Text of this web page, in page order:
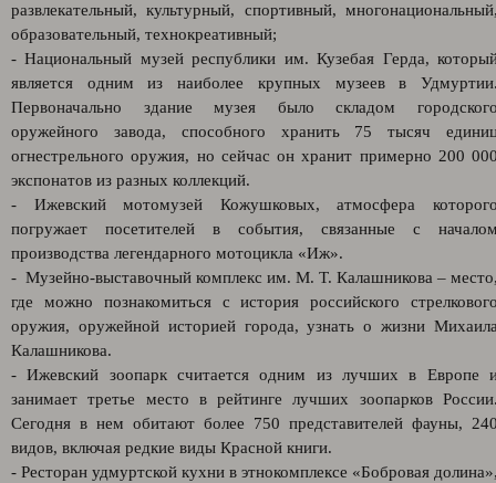
развлекательный, культурный, спортивный,
образовательный, технокреативный;
- Национальный музей республики им. Кузебая Герда,
является одним из наиболее крупных музеев в
Первоначально здание музея было складом
оружейного завода, способного хранить 75 тысяч
огнестрельного оружия, но сейчас он хранит примерно 200
экспонатов из разных коллекций.
- Ижевский мотомузей Кожушковых, атмосфера
погружает посетителей в события, связанные с
производства легендарного мотоцикла «Иж».
- Музейно-выставочный комплекс им. М. Т. Калашникова –
где можно познакомиться с история российского
оружия, оружейной историей города, узнать о жизни
Калашникова.
- Ижевский зоопарк считается одним из лучших в Европе
занимает третье место в рейтинге лучших зоопарков
Сегодня в нем обитают более 750 представителей фауны,
видов, включая редкие виды Красной книги.
- Ресторан удмуртской кухни в этнокомплексе «Бобровая